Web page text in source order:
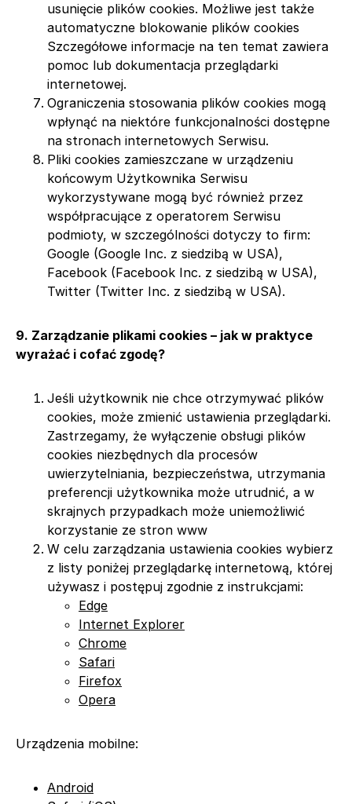
usunięcie plików cookies. Możliwe jest także
automatyczne blokowanie plików cookies
Szczegółowe informacje na ten temat zawiera
pomoc lub dokumentacja przeglądarki
internetowej.
Ograniczenia stosowania plików cookies mogą
wpłynąć na niektóre funkcjonalności dostępne
na stronach internetowych Serwisu.
Pliki cookies zamieszczane w urządzeniu
końcowym Użytkownika Serwisu
wykorzystywane mogą być również przez
współpracujące z operatorem Serwisu
podmioty, w szczególności dotyczy to firm:
Google (Google Inc. z siedzibą w USA),
Facebook (Facebook Inc. z siedzibą w USA),
Twitter (Twitter Inc. z siedzibą w USA).
9. Zarządzanie plikami cookies – jak w praktyce
wyrażać i cofać zgodę?
Jeśli użytkownik nie chce otrzymywać plików
cookies, może zmienić ustawienia przeglądarki.
Zastrzegamy, że wyłączenie obsługi plików
cookies niezbędnych dla procesów
uwierzytelniania, bezpieczeństwa, utrzymania
preferencji użytkownika może utrudnić, a w
skrajnych przypadkach może uniemożliwić
korzystanie ze stron www
W celu zarządzania ustawienia cookies wybierz
z listy poniżej przeglądarkę internetową, której
używasz i postępuj zgodnie z instrukcjami:
Edge
Internet Explorer
Chrome
Safari
Firefox
Opera
Urządzenia mobilne:
Android